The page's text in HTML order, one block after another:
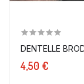
DENTELLE
4,50 €